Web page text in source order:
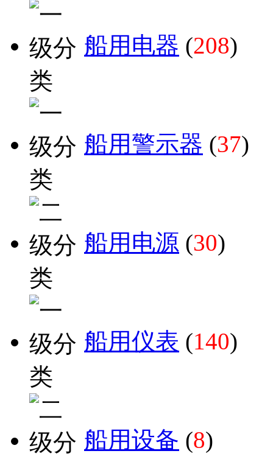
船用电器 (208)
船用警示器 (37)
船用电源 (30)
船用仪表 (140)
船用设备 (8)